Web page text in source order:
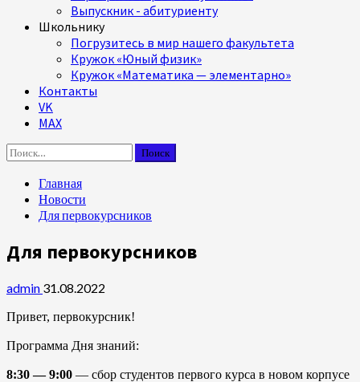
Выпускник - абитуриенту
Школьнику
Погрузитесь в мир нашего факультета
Кружок «Юный физик»
Кружок «Математика — элементарно»
Контакты
VK
MAX
Найти:
Главная
Новости
Для первокурсников
Для первокурсников
admin 31.08.2022
Привет, первокурсник!
Программа Дня знаний:
8:30 — 9:00 — сбор студентов первого курса в новом корпусе